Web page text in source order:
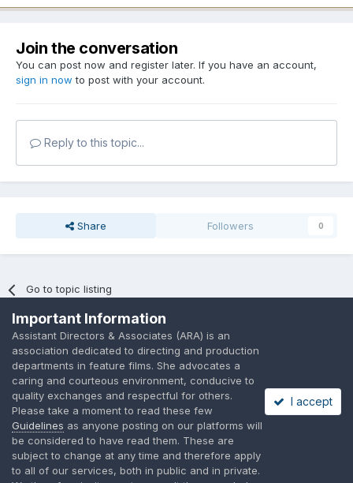
Join the conversation
You can post now and register later. If you have an account,
sign in now to post with your account.
Reply to this topic...
Share Followers 0
Go to topic listing
Language Privacy Policy Contact Us Cookies
A place to share suggested by ARAssocies.com
Important Information
Assistant Directors & Associates (ARA) is an
association dedicated to directing and production
departments in feature films. She advocates a
caring and courteous environment, conducive to
quality exchanges and respectful for others.
Please take a moment to read these few
Guidelines as anyone posting on our platforms will
be considered to have read them. These are
subject to change at any time and therefore apply
to all of our services, both in public and in private.
I accept